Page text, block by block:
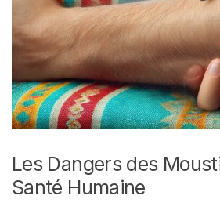
Les Dangers des
Santé Humaine